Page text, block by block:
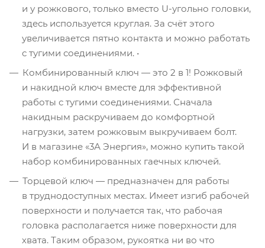
и у рожкового, только вместо U-угольно головки,
здесь используется круглая. За счёт этого
увеличивается пятно контакта и можно работать
с тугими соединениями. •
Комбинированный ключ — это 2 в 1! Рожковый
и накидной ключ вместе для эффективной
работы с тугими соединениями. Сначала
накидным раскручиваем до комфортной
нагрузки, затем рожковым выкручиваем болт.
И в магазине «3А Энергия», можно купить такой
набор комбинированных гаечных ключей.
Торцевой ключ — предназначен для работы
в труднодоступных местах. Имеет изгиб рабочей
поверхности и получается так, что рабочая
головка располагается ниже поверхности для
хвата. Таким образом, рукоятка ни во что